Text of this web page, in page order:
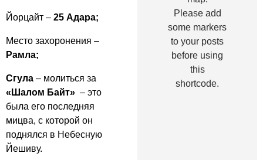
Йорцайт – 25 Адара;
Место захоронения –
Рамла;
Сгула – молиться за
« Шалом Байт» – это
была его последняя
мицва, с которой он
поднялся в Небесную
Йешиву.
Please add
some markers
to your posts
before using
this
shortcode.